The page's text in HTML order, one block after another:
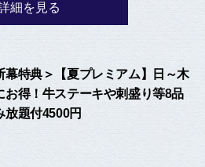
細を見る
幕特典＞【夏プレミアム】日～木
お得！牛ステーキや刺盛り等8品
放題付4500円